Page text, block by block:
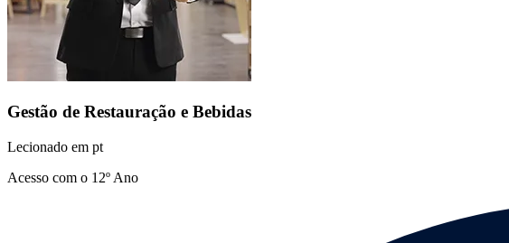
Gestão de Restauração e Bebidas
Lecionado em pt
Acesso com o 12º Ano